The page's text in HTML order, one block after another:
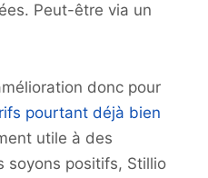
Peut-être via un
donc pour
pourtant déjà bien
utile à des
soyons positifs, Stillio